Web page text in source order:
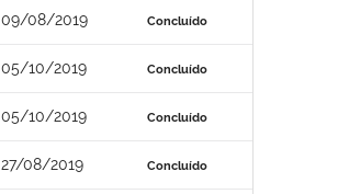
09/08/2019 Concluído
05/10/2019 Concluído
05/10/2019 Concluído
27/08/2019 Concluído